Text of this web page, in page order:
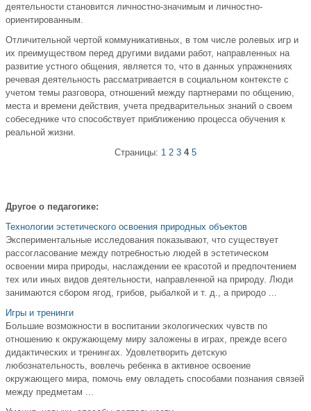
деятельности становится личностно-значимым и личностно-
ориентированным.
Отличительной чертой коммуникативных, в том числе ролевых игр и
их преимуществом перед другими видами работ, направленных на
развитие устного общения, является то, что в данных упражнениях
речевая деятельность рассматривается в социальном контексте с
учетом темы разговора, отношений между партнерами по общению,
места и времени действия, учета предварительных знаний о своем
собеседнике что способствует приближению процесса обучения к
реальной жизни.
Страницы: 1 2 3 4 5
Другое о педагогике:
Технологии эстетического освоения природных объектов
Экспериментальные исследования показывают, что существует
рассогласование между потребностью людей в эстетическом
освоении мира природы, наслаждении ее красотой и предпочтением
тех или иных видов деятельности, направленной на природу. Люди
занимаются сбором ягод, грибов, рыбалкой и т. д., а природо ...
Игры и тренинги
Большие возможности в воспитании экологических чувств по
отношению к окружающему миру заложены в играх, прежде всего
дидактических и тренингах. Удовлетворить детскую
любознательность, вовлечь ребенка в активное освоение
окружающего мира, помочь ему овладеть способами познания связей
между предметам ...